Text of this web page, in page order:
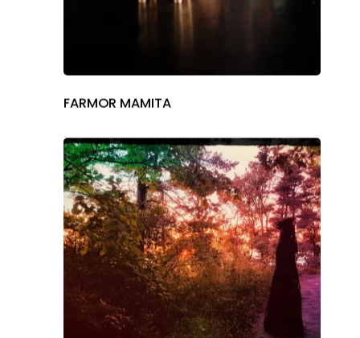
FARMOR MAMITA